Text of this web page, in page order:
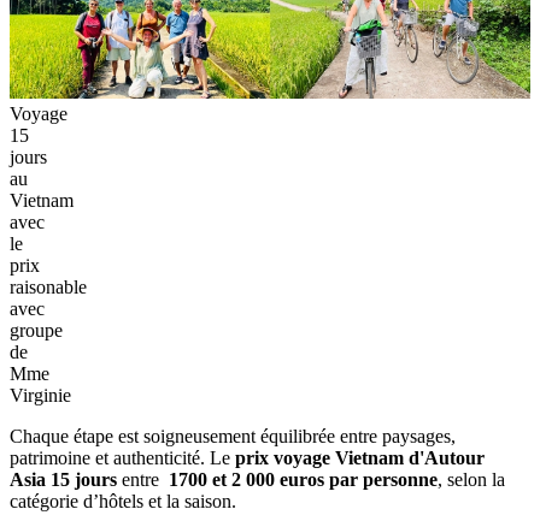
Voyage
15
jours
au
Vietnam
avec
le
prix
raisonable
avec
groupe
de
Mme
Virginie
Chaque étape est soigneusement équilibrée entre paysages,
patrimoine et authenticité. Le prix voyage Vietnam d'Autour
Asia 15 jours entre 1700 et 2 000 euros par personne, selon la
catégorie d’hôtels et la saison.